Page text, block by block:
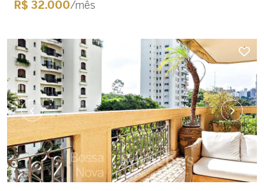
R$ 32.000/mês